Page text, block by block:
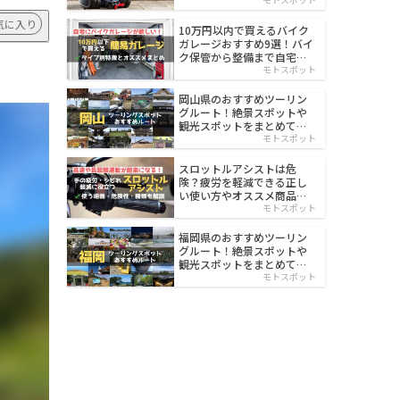
に入り
10万円以内で買えるバイク
ガレージおすすめ9選！バイ
ク保管から整備まで自宅で
モトスポット
岡山県のおすすめツーリン
グルート！絶景スポットや
観光スポットをまとめて紹
モトスポット
スロットルアシストは危
険？疲労を軽減できる正し
い使い方やオススメ商品を
モトスポット
福岡県のおすすめツーリン
グルート！絶景スポットや
観光スポットをまとめて紹
モトスポット